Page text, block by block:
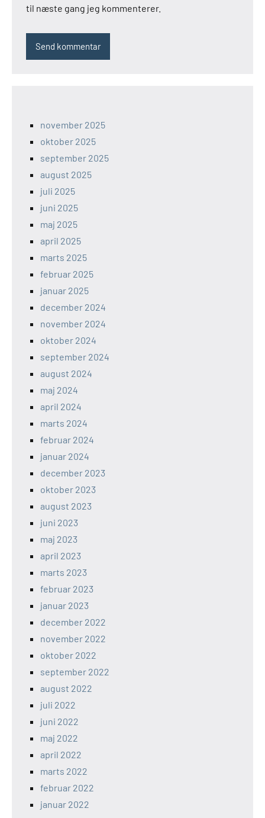
til næste gang jeg kommenterer.
november 2025
oktober 2025
september 2025
august 2025
juli 2025
juni 2025
maj 2025
april 2025
marts 2025
februar 2025
januar 2025
december 2024
november 2024
oktober 2024
september 2024
august 2024
maj 2024
april 2024
marts 2024
februar 2024
januar 2024
december 2023
oktober 2023
august 2023
juni 2023
maj 2023
april 2023
marts 2023
februar 2023
januar 2023
december 2022
november 2022
oktober 2022
september 2022
august 2022
juli 2022
juni 2022
maj 2022
april 2022
marts 2022
februar 2022
januar 2022